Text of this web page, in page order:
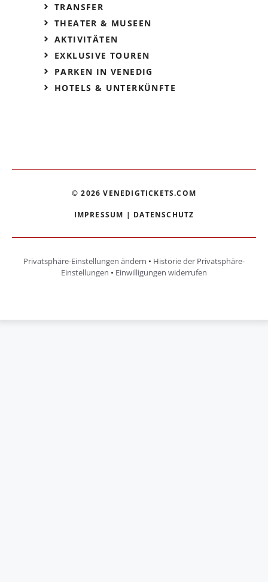
TRANSFER
THEATER & MUSEEN
AKTIVITÄTEN
EXKLUSIVE TOUREN
PARKEN IN VENEDIG
HOTELS & UNTERKÜNFTE
© 2026 VENEDIGTICKETS.COM
IMPRESSUM | DATENSCHUTZ
Privatsphäre-Einstellungen ändern • Historie der Privatsphäre-
Einstellungen • Einwilligungen widerrufen